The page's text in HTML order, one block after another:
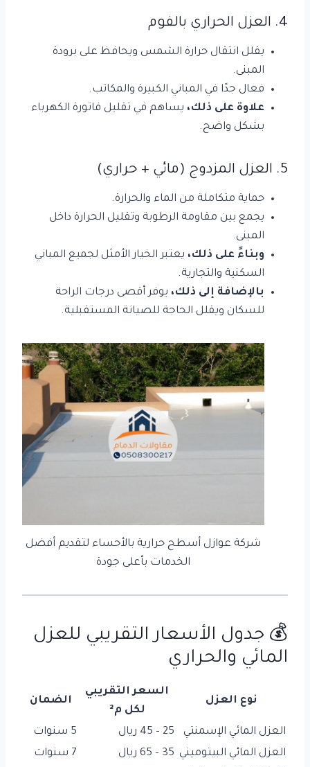
4. العزل الحراري بالفوم
يقلل انتقال حرارة الشمس ويحافظ على برودة
المبنى.
فعال جدًا في المباني الكبيرة والمكاتب.
علاوة على ذلك، يساهم في تقليل فاتورة الكهرباء
بشكل واضح.
5. العزل المزدوج (مائي + حراري)
حماية متكاملة من الماء والحرارة.
يجمع بين مقاومة الرطوبة وتقليل الحرارة داخل
المبنى.
وبناءً على ذلك، يعتبر الخيار الأمثل لجميع المباني
السكنية والتجارية.
بالإضافة إلى ذلك، يوفر أقصى درجات الراحة
للسكان ويقلل الحاجة للصيانة المستقبلية.
شركة عوازل أسطح حرارية بالأحساء لتقديم أفضل
الخدمات بأعلى جودة
💰 جدول الأسعار التقريبي للعزل
المائي والحراري
نوع العزل
السعر التقريبي
لكل م²
الضمان
العزل المائي الإسمنتي 25 – 45 ريال
5 سنوات
العزل المائي البيتوميني 35 – 65 ريال
7 سنوات